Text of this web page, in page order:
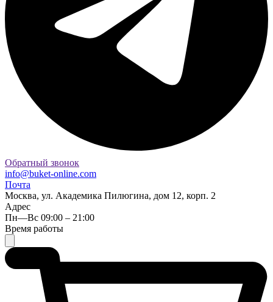
Обратный звонок
info@buket-online.com
Почта
Москва, ул. Академика Пилюгина, дом 12, корп. 2
Адрес
Пн—Вс 09:00 – 21:00
Время работы